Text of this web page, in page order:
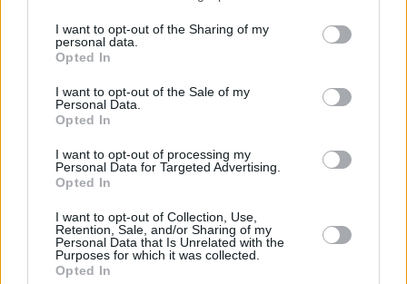
I want to opt-out of the Sharing of my
personal data.
Opted In
I want to opt-out of the Sale of my
Personal Data.
Opted In
I want to opt-out of processing my
Personal Data for Targeted Advertising.
Opted In
I want to opt-out of Collection, Use,
Retention, Sale, and/or Sharing of my
Personal Data that Is Unrelated with the
Purposes for which it was collected.
Opted In
Det er viktig for god smak på kaken at du bruker skikkelig